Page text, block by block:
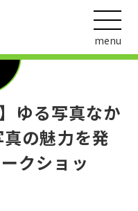
menu
ゆる写真なか
の魅力を発
クショッ
動画